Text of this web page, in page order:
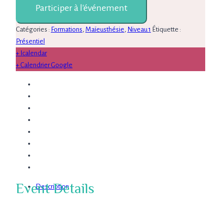
Participer à l'événement
Catégories : Formations, Maïeusthésie, Niveau 1 Étiquette :
Présentiel
+ Icalendar
+ Calendrier Google
Description
Event Details